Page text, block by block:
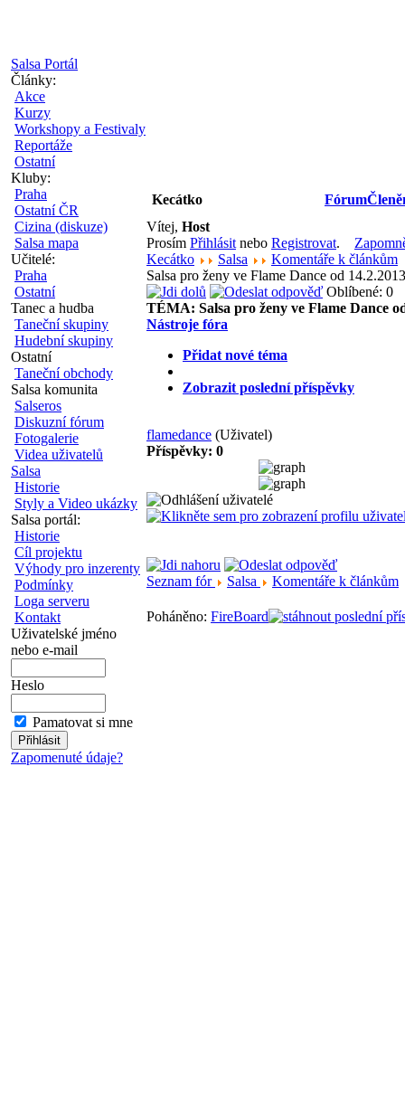
Salsa Portál
Články:
Akce
Kurzy
Workshopy a Festivaly
Reportáže
Ostatní
Kluby:
Praha
Ostatní ČR
Cizina (diskuze)
Salsa mapa
Učitelé:
Praha
Ostatní
Tanec a hudba
Taneční skupiny
Hudební skupiny
Ostatní
Taneční obchody
Salsa komunita
Salseros
Diskuzní fórum
Fotogalerie
Videa uživatelů
Salsa
Historie
Styly a Video ukázky
Salsa portál:
Historie
Cíl projektu
Výhody pro inzerenty
Podmínky
Loga serveru
Kontakt
Uživatelské jméno
nebo e-mail
Heslo
Pamatovat si mne
Zapomenuté údaje?
Kecátko Fórum
Vítej, Host
Prosím Přihlásit nebo Registrovat.
Kecátko
Salsa
Komentáře k článkům
Salsa pro ženy ve Flame Dance od
Oblíbené: 0
TÉMA: Salsa pro ženy ve Flame Dance
Nástroje fóra
Přidat nové téma
Zobrazit poslední příspěvky
flamedance (Uživatel)
Příspěvky: 0
Seznam fór Salsa Komentáře k článkům
Poháněno: FireBoard